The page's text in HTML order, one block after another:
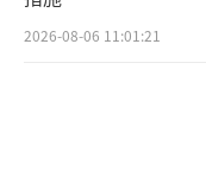
警告，要求他们
设施前立即撤离
2026-08-06 11:01:21